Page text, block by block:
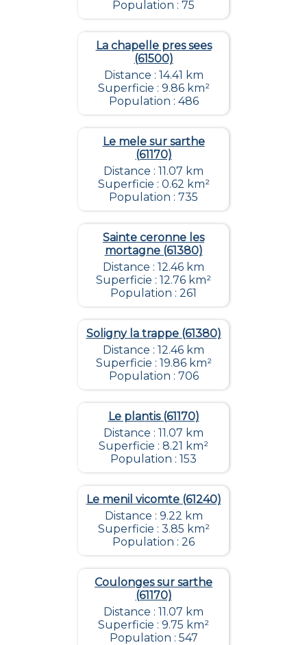
Population : 75
La chapelle pres sees
(61500)
Distance : 14.41 km
Superficie : 9.86 km²
Population : 486
Le mele sur sarthe
(61170)
Distance : 11.07 km
Superficie : 0.62 km²
Population : 735
Sainte ceronne les
mortagne (61380)
Distance : 12.46 km
Superficie : 12.76 km²
Population : 261
Soligny la trappe (61380)
Distance : 12.46 km
Superficie : 19.86 km²
Population : 706
Le plantis (61170)
Distance : 11.07 km
Superficie : 8.21 km²
Population : 153
Le menil vicomte (61240)
Distance : 9.22 km
Superficie : 3.85 km²
Population : 26
Coulonges sur sarthe
(61170)
Distance : 11.07 km
Superficie : 9.75 km²
Population : 547